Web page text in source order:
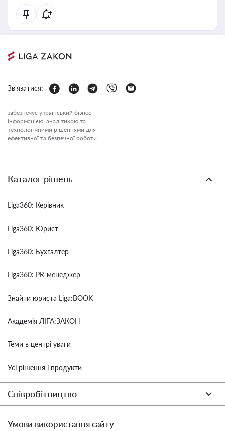
Зв'язатися:
забезпечує український бізнес
інформацією, аналітикою та
технологічними рішеннями для
ефективної та безпечної роботи.
Каталог рішень
Liga360: Керівник
Liga360: Юрист
Liga360: Бухгалтер
Liga360: PR-менеджер
Знайти юриста Liga:BOOK
Академія ЛІГА:ЗАКОН
Теми в центрі уваги
Усі рішення і продукти
Співробітництво
Умови використання сайту